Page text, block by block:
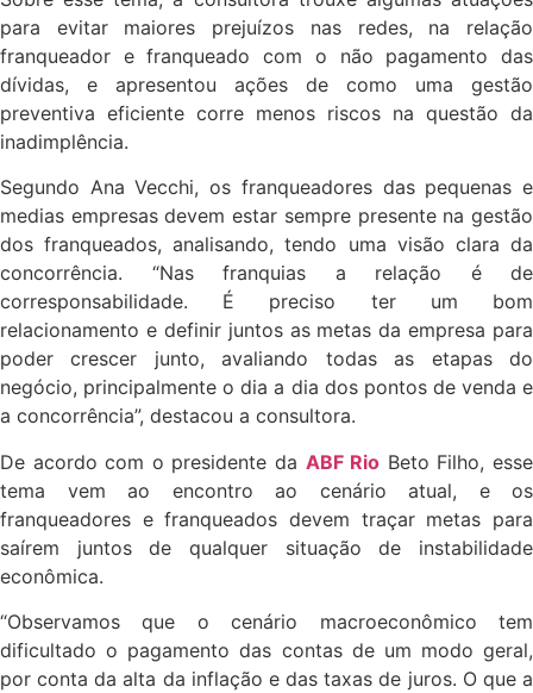
para evitar maiores prejuízos nas redes, na relação
franqueador e franqueado com o não pagamento das
dívidas, e apresentou ações de como uma gestão
preventiva eficiente corre menos riscos na questão da
inadimplência.
Segundo Ana Vecchi, os franqueadores das pequenas e
medias empresas devem estar sempre presente na gestão
dos franqueados, analisando, tendo uma visão clara da
concorrência. “Nas franquias a relação é de
corresponsabilidade. É preciso ter um bom
relacionamento e definir juntos as metas da empresa para
poder crescer junto, avaliando todas as etapas do
negócio, principalmente o dia a dia dos pontos de venda e
a concorrência”, destacou a consultora.
De acordo com o presidente da ABF Rio Beto Filho, esse
tema vem ao encontro ao cenário atual, e os
franqueadores e franqueados devem traçar metas para
saírem juntos de qualquer situação de instabilidade
econômica.
“Observamos que o cenário macroeconômico tem
dificultado o pagamento das contas de um modo geral,
por conta da alta da inflação e das taxas de juros. O que a